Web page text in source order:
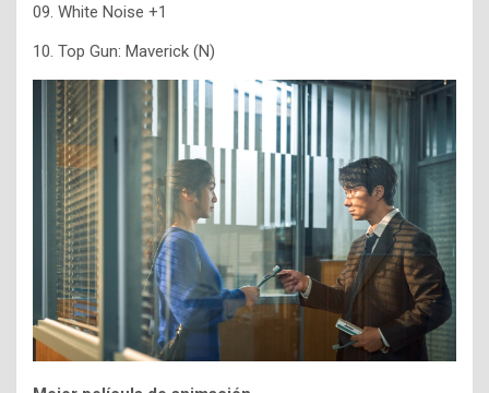
09. White Noise +1
10. Top Gun: Maverick (N)